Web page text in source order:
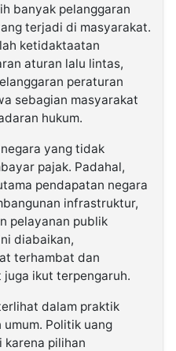
banyak pelanggaran
terjadi di masyarakat.
ketidaktaatan
aturan lalu lintas,
peraturan
sebagian masyarakat
hukum.
yang tidak
pajak. Padahal,
pendapatan negara
infrastruktur,
pelayanan publik
diabaikan,
terhambat dan
ikut terpengaruh.
dalam praktik
Politik uang
karena pilihan